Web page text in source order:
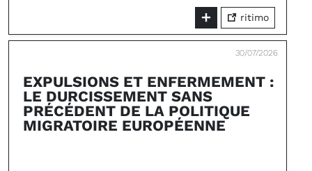
ritimo
30/07/2026
EXPULSIONS ET ENFERMEMENT :
LE DURCISSEMENT SANS
PRÉCÉDENT DE LA POLITIQUE
MIGRATOIRE EUROPÉENNE